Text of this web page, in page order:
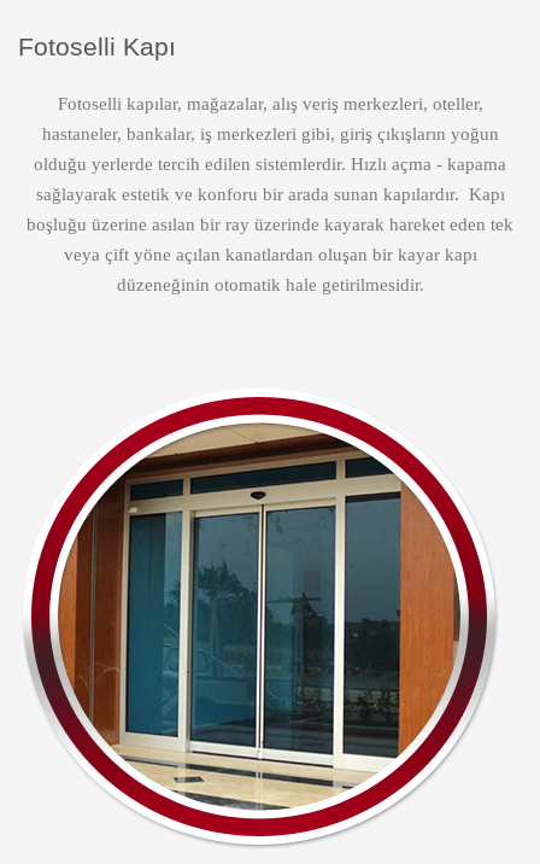
Fotoselli Kapı
Fotoselli kapılar, mağazalar, alış veriş merkezleri, oteller,
hastaneler, bankalar, iş merkezleri gibi, giriş çıkışların yoğun
olduğu yerlerde tercih edilen sistemlerdir. Hızlı açma - kapama
sağlayarak estetik ve konforu bir arada sunan kapılardır. Kapı
boşluğu üzerine asılan bir ray üzerinde kayarak hareket eden tek
veya çift yöne açılan kanatlardan oluşan bir kayar kapı
düzeneğinin otomatik hale getirilmesidir.